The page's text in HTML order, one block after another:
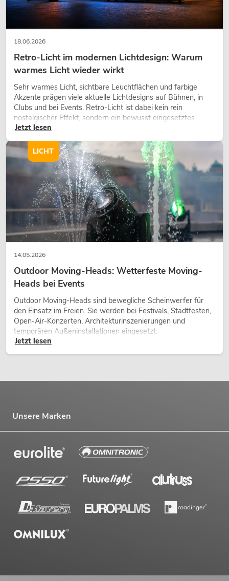
18.06.2026
Retro-Licht im modernen Lichtdesign: Warum
warmes Licht wieder wirkt
Sehr warmes Licht, sichtbare Leuchtflächen und farbige
Akzente prägen viele aktuelle Lichtdesigns auf Bühnen, in
Clubs und bei Events. Retro-Licht ist dabei kein rein
nostalgischer Effekt, sondern ein bewusst eingesetztes
Gestaltungsmittel: Es schafft Atmosphäre, gibt Szenen
wirken lassen.
Jetzt lesen
14.05.2026
Outdoor Moving-Heads: Wetterfeste Moving-
Heads bei Events
Outdoor Moving-Heads sind bewegliche Scheinwerfer für
den Einsatz im Freien. Sie werden bei Festivals, Stadtfesten,
Open-Air-Konzerten, Architekturinszenierungen und
temporären Außeninstallationen eingesetzt.
Jetzt lesen
LICHT
Unsere Marken